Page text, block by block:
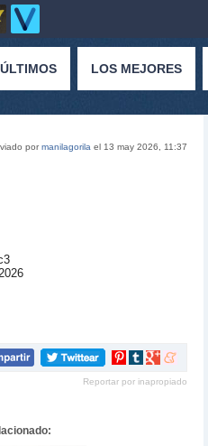
ÚLTIMOS LOS MEJORES
pormanilagorila el 13 may 2026, 11:37
Compartir
Pinterest
Compartir
tumblr
Compartir
Google+
Compartir
meneame
Reportar por inapropiado